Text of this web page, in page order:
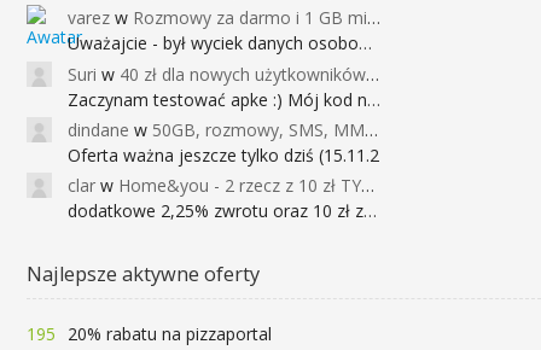
varez w Rozmowy za darmo i 1 GB miesięcznie
Uważajcie - był wyciek danych osobowych
Suri w 40 zł dla nowych użytkowników Google Pay (dawniej Android Pay)
Zaczynam testować apke :) Mój kod na 40
dindane w 50GB, rozmowy, SMS, MMS bez limitu przez 6 miesięcy za darmo za przeniesienie numeru do Play NEXT
Oferta ważna jeszcze tylko dziś (15.11.2
clar w Home&you - 2 rzecz z 10 zł TYLKO DZISIAJ
dodatkowe 2,25% zwrotu oraz 10 zł za r
Najlepsze aktywne oferty
195
20% rabatu na pizzaportal